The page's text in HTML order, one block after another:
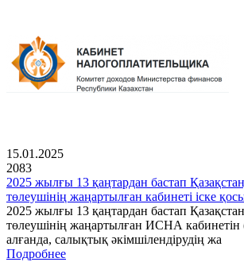
15.01.2025
2083
2025 жылғы 13 қаңтардан бастап
төлеушінің жаңартылған кабинеті іске
2025 жылғы 13 қаңтардан бастап
төлеушінің жаңартылған ИСНА
алғанда, салықтық әкімшілендірудің жа
Подробнее